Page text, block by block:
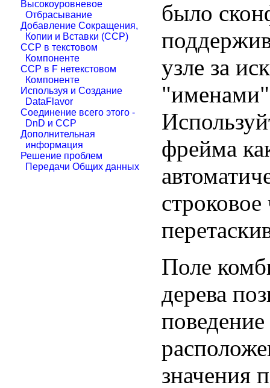
Высокоуровневое
Отбрасывание
Добавление Сокращения,
Копии и Вставки (CCP)
CCP в текстовом
Компоненте
CCP в F нетекстовом
Компоненте
Используя и Создание
DataFlavor
Соединение всего этого -
DnD и CCP
Дополнительная
информация
Решение проблем
Передачи Общих данных
было
узле за
фрейма
Поле
дерева
значения